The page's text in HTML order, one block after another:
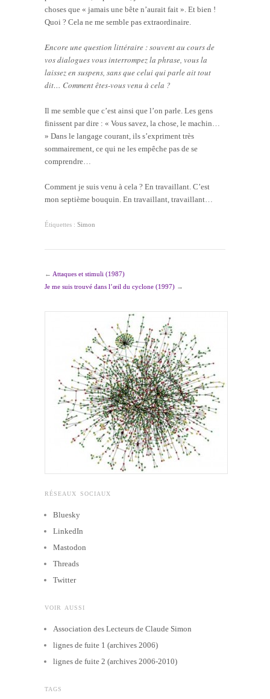
choses que « jamais une bête n’aurait fait ». Et bien !
Quoi ? Cela ne me semble pas extraordinaire.
Encore une question littéraire : souvent au cours de
vos dialogues vous interrompez la phrase, vous la
laissez en suspens, sans que celui qui parle ait tout
dit… Comment êtes-vous venu à cela ?
Il me semble que c’est ainsi que l’on parle. Les gens
finissent par dire : « Vous savez, la chose, le machin…
» Dans le langage courant, ils s’expriment très
sommairement, ce qui ne les empêche pas de se
comprendre…
Comment je suis venu à cela ? En travaillant. C’est
mon septième bouquin. En travaillant, travaillant…
Étiquettes : Simon
← Attaques et stimuli (1987)
Je me suis trouvé dans l’œil du cyclone (1997) →
RÉSEAUX SOCIAUX
Bluesky
LinkedIn
Mastodon
Threads
Twitter
VOIR AUSSI
Association des Lecteurs de Claude Simon
lignes de fuite 1 (archives 2006)
lignes de fuite 2 (archives 2006-2010)
TAGS